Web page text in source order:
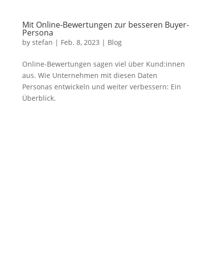
Mit Online-Bewertungen zur besseren Buyer-
Persona
by stefan | Feb. 8, 2023 | Blog
Online-Bewertungen sagen viel über Kund:innen
aus. Wie Unternehmen mit diesen Daten
Personas entwickeln und weiter verbessern: Ein
Überblick.